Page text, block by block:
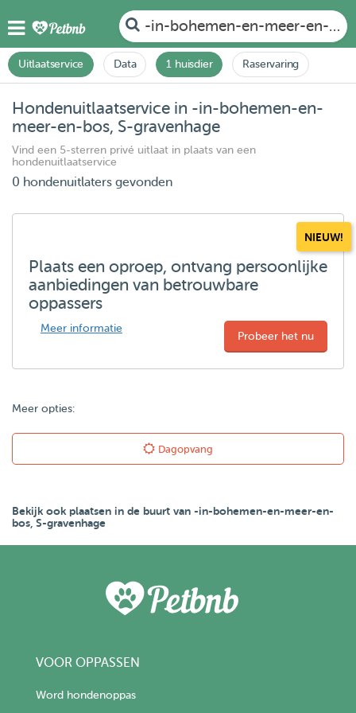
-in-bohemen-en-meer-en-
Uitlaatservice Data 1 huisdier Raservaring
Hondenuitlaatservice in -in-bohemen-en-
meer-en-bos, S-gravenhage
Vind een 5-sterren privé uitlaat in plaats van een
hondenuitlaatservice
0 hondenuitlaters gevonden
NIEUW!
Plaats een oproep, ontvang persoonlijke
aanbiedingen van betrouwbare
oppassers
Meer informatie
Probeer het nu
Meer opties:
Dagopvang
Bekijk ook plaatsen in de buurt van -in-bohemen-en-meer-en-
bos, S-gravenhage
VOOR OPPASSEN
Word hondenoppas